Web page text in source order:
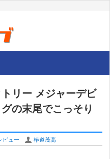
リー メジャーデビ
の末尾でこっそり
ビュー U 椿道茂高